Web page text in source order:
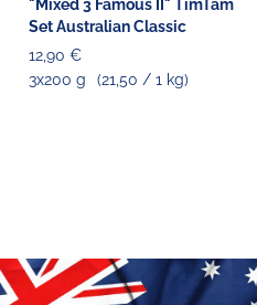
"Mixed 3 Famous II" TimTam
Set Australian Classic
12,90 €
3x200 g
(21,50 / 1 kg)